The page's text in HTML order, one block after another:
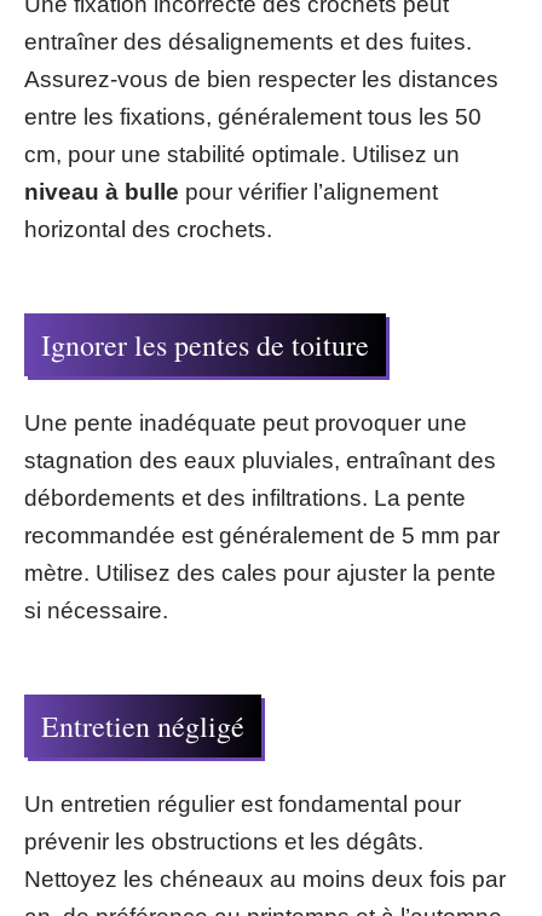
entraîner des désalignements et des fuites.
Assurez-vous de bien respecter les distances
entre les fixations, généralement tous les 50
cm, pour une stabilité optimale. Utilisez un
niveau à bulle pour vérifier l’alignement
horizontal des crochets.
Ignorer les pentes de toiture
Une pente inadéquate peut provoquer une
stagnation des eaux pluviales, entraînant des
débordements et des infiltrations. La pente
recommandée est généralement de 5 mm par
mètre. Utilisez des cales pour ajuster la pente
si nécessaire.
Entretien négligé
Un entretien régulier est fondamental pour
prévenir les obstructions et les dégâts.
Nettoyez les chéneaux au moins deux fois par